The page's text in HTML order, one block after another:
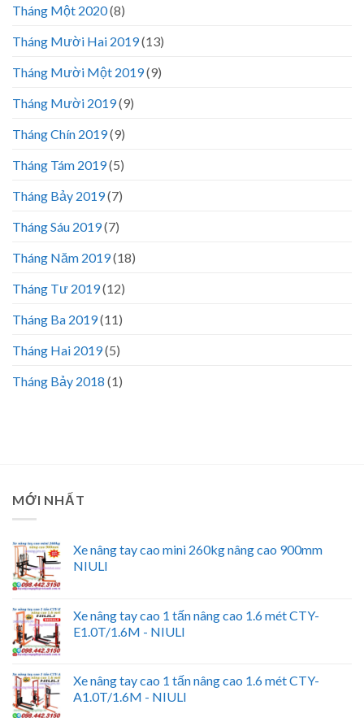
Tháng Một 2020(8)
Tháng Mười Hai 2019(13)
Tháng Mười Một 2019(9)
Tháng Mười 2019(9)
Tháng Chín 2019(9)
Tháng Tám 2019(5)
Tháng Bảy 2019(7)
Tháng Sáu 2019(7)
Tháng Năm 2019(18)
Tháng Tư 2019(12)
Tháng Ba 2019(11)
Tháng Hai 2019(5)
Tháng Bảy 2018 (1)
MỚI NHẤT
Xe nâng tay cao mini 260kg nâng cao 900mm
NIULI
Xe nâng tay cao 1 tấn nâng cao 1.6 mét CTY-
E1.0T/1.6M - NIULI
Xe nâng tay cao 1 tấn nâng cao 1.6 mét CTY-
A1.0T/1.6M - NIULI